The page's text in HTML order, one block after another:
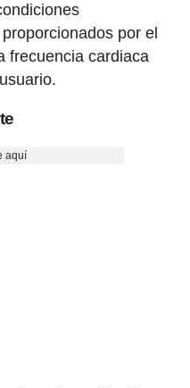
por el
frecuencia cardiaca
aquí